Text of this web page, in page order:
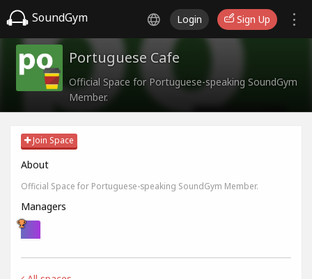
SoundGym Login Sign Up
Portuguese Cafe
Official Space for Portuguese-speaking SoundGym
Member.
Join Space
About
Official Space for Portuguese-speaking SoundGym Member.
Managers